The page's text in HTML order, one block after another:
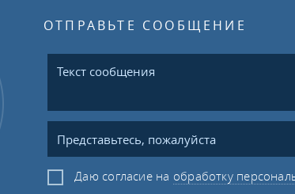
ОТПРАВЬТЕ СООБЩЕНИЕ
Даю согласие на обработку